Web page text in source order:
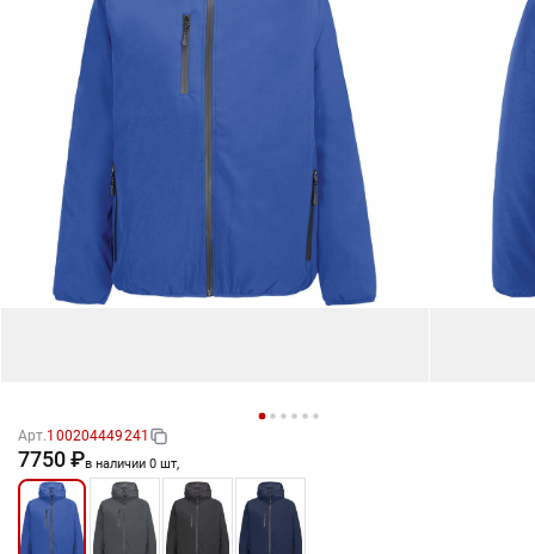
Арт.100204449241
7750 ₽в наличии 0 шт,